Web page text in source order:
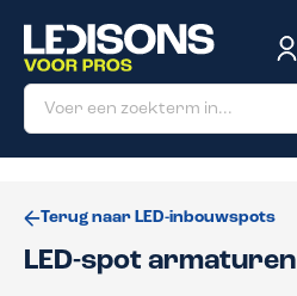
hoofdinhoud
Terug naar LED-inbouwspots
LED-spot armaturen